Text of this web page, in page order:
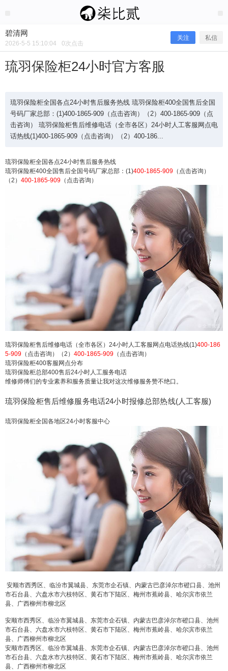
碧清网
2026-5-5 15:10:04 0次点击
关注 私信
琉羽保险柜24小时官方客服
琉羽保险柜全国各点24小时售后服务热线 琉羽保险柜400全国售后全国
号码厂家总部：(1)400-1865-909（点击咨询）（2）400-1865-909（点
击咨询） 琉羽保险柜售后维修电话（全市各区）24小时人工客服网点电
话热线(1)400-1865-909（点击咨询）（2）400-186...
琉羽保险柜全国各点24小时售后服务热线
琉羽保险柜400全国售后全国号码厂家总部：(1)400-1865-909 （点击咨询）
（2） 400-1865-909 （点击咨询）
琉羽保险柜售后维修电话（全市各区）24小时人工客服网点电话热线(1)400-186
5-909 （点击咨询）（2） 400-1865-909 （点击咨询）
琉羽保险柜400客服网点分布
琉羽保险柜总部400售后24小时人工服务电话
维修师傅们的专业素养和服务质量让我对这次维修服务赞不绝口。
琉羽保险柜售后维修服务电话24小时报修总部热线(人工客服)
琉羽保险柜全国各地区24小时客服中心
安顺市西秀区、临汾市翼城县、东莞市企石镇、内蒙古巴彦淖尔市磴口县、池州
市石台县、六盘水市六枝特区、黄石市下陆区、梅州市蕉岭县、哈尔滨市依兰
县、广西柳州市柳北区
安顺市西秀区、临汾市翼城县、东莞市企石镇、内蒙古巴彦淖尔市磴口县、池州
市石台县、六盘水市六枝特区、黄石市下陆区、梅州市蕉岭县、哈尔滨市依兰
县、广西柳州市柳北区
安顺市西秀区、临汾市翼城县、东莞市企石镇、内蒙古巴彦淖尔市磴口县、池州
市石台县、六盘水市六枝特区、黄石市下陆区、梅州市蕉岭县、哈尔滨市依兰
县、广西柳州市柳北区
琉羽保险柜24小时官方客服
琉羽保险柜全国各点24小时售后服务热线 琉羽保险
柜400全国售后全国号码厂家总部：(1)400-1865-90
9（点击咨询）（2）400-1865-909（点击咨询） 琉
羽保险柜售后维修电话（全市各区）24小时人工客
服网点电话热线(1)400-1865-909（点击咨询）
（2）400-186...
扫描二维码继续阅读